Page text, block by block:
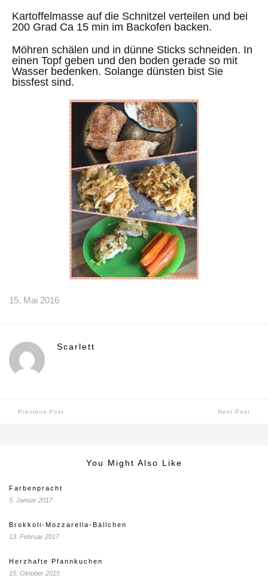
Kartoffelmasse auf die Schnitzel verteilen und bei
200 Grad Ca 15 min im Backofen backen.
Möhren schälen und in dünne Sticks schneiden. In
einen Topf geben und den boden gerade so mit
Wasser bedenken. Solange dünsten bist Sie
bissfest sind.
15. Mai 2016
Scarlett
Previous Post Next Post
You Might Also Like
Farbenpracht
5. Januar 2017
Brokkoli-Mozzarella-Bällchen
13. Februar 2017
Herzhafte Pfannkuchen
15. Oktober 2015